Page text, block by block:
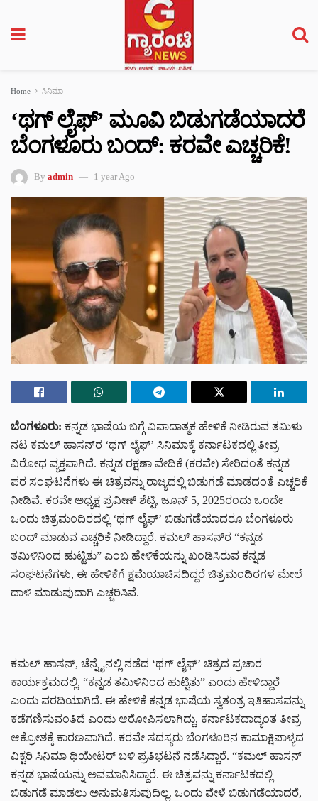
Home ಸಿನಿಮಾ
‘ಥಗ್ ಲೈಫ್’ ಮೂವಿ ಬಿಡುಗಡೆಯಾದರೆ
ಬೆಂಗಳೂರು ಬಂದ್: ಕರವೇ ಎಚ್ಚರಿಕೆ!
By admin 1 year Ago
ಬೆಂಗಳೂರು: ಕನ್ನಡ ಭಾಷೆಯ ಬಗ್ಗೆ ವಿವಾದಾತ್ಮಕ ಹೇಳಿಕೆ ನೀಡಿರುವ ತಮಿಳು
ನಟ ಕಮಲ್ ಹಾಸನ್‌ರ ‘ಥಗ್ ಲೈಫ್’ ಸಿನಿಮಾಕ್ಕೆ ಕರ್ನಾಟಕದಲ್ಲಿ ತೀವ್ರ
ವಿರೋಧ ವ್ಯಕ್ತವಾಗಿದೆ. ಕನ್ನಡ ರಕ್ಷಣಾ ವೇದಿಕೆ (ಕರವೇ) ಸೇರಿದಂತೆ ಕನ್ನಡ
ಪರ ಸಂಘಟನೆಗಳು ಈ ಚಿತ್ರವನ್ನು ರಾಜ್ಯದಲ್ಲಿ ಬಿಡುಗಡೆ ಮಾಡದಂತೆ ಎಚ್ಚರಿಕೆ
ನೀಡಿವೆ. ಕರವೇ ಅಧ್ಯಕ್ಷ ಪ್ರವೀಣ್ ಶೆಟ್ಟಿ, ಜೂನ್ 5, 2025ರಂದು ಒಂದೇ
ಒಂದು ಚಿತ್ರಮಂದಿರದಲ್ಲಿ ‘ಥಗ್ ಲೈಫ್’ ಬಿಡುಗಡೆಯಾದರೂ ಬೆಂಗಳೂರು
ಬಂದ್ ಮಾಡುವ ಎಚ್ಚರಿಕೆ ನೀಡಿದ್ದಾರೆ. ಕಮಲ್ ಹಾಸನ್‌ರ “ಕನ್ನಡ
ತಮಿಳಿನಿಂದ ಹುಟ್ಟಿತು” ಎಂಬ ಹೇಳಿಕೆಯನ್ನು ಖಂಡಿಸಿರುವ ಕನ್ನಡ
ಸಂಘಟನೆಗಳು, ಈ ಹೇಳಿಕೆಗೆ ಕ್ಷಮೆಯಾಚಿಸದಿದ್ದರೆ ಚಿತ್ರಮಂದಿರಗಳ ಮೇಲೆ
ದಾಳಿ ಮಾಡುವುದಾಗಿ ಎಚ್ಚರಿಸಿವೆ.
ಕಮಲ್ ಹಾಸನ್, ಚೆನ್ನೈನಲ್ಲಿ ನಡೆದ ‘ಥಗ್ ಲೈಫ್’ ಚಿತ್ರದ ಪ್ರಚಾರ
ಕಾರ್ಯಕ್ರಮದಲ್ಲಿ, “ಕನ್ನಡ ತಮಿಳಿನಿಂದ ಹುಟ್ಟಿತು” ಎಂದು ಹೇಳಿದ್ದಾರೆ
ಎಂದು ವರದಿಯಾಗಿದೆ. ಈ ಹೇಳಿಕೆ ಕನ್ನಡ ಭಾಷೆಯ ಸ್ವತಂತ್ರ ಇತಿಹಾಸವನ್ನು
ಕಡೆಗಣಿಸುವಂತಿದೆ ಎಂದು ಆರೋಪಿಸಲಾಗಿದ್ದು, ಕರ್ನಾಟಕದಾದ್ಯಂತ ತೀವ್ರ
ಆಕ್ರೋಶಕ್ಕೆ ಕಾರಣವಾಗಿದೆ. ಕರವೇ ಸದಸ್ಯರು ಬೆಂಗಳೂರಿನ ಕಾಮಾಕ್ಷಿಪಾಳ್ಯದ
ವಿಕ್ಟರಿ ಸಿನಿಮಾ ಥಿಯೇಟರ್ ಬಳಿ ಪ್ರತಿಭಟನೆ ನಡೆಸಿದ್ದಾರೆ. “ಕಮಲ್ ಹಾಸನ್
ಕನ್ನಡ ಭಾಷೆಯನ್ನು ಅವಮಾನಿಸಿದ್ದಾರೆ. ಈ ಚಿತ್ರವನ್ನು ಕರ್ನಾಟಕದಲ್ಲಿ
ಬಿಡುಗಡೆ ಮಾಡಲು ಅನುಮತಿಸುವುದಿಲ್ಲ. ಒಂದು ವೇಳೆ ಬಿಡುಗಡೆಯಾದರೆ,